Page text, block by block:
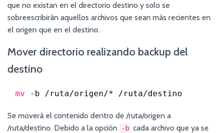
que no existan en el directorio destino y solo se
sobreescribirán aquellos archivos que sean más recientes en
el origen que en el destino.
Mover directorio realizando backup del
destino
mv -b /ruta/origen/* /ruta/destino
Se moverá el contenido dentro de /ruta/origen a
/ruta/destino. Debido a la opción
-b cada archivo que ya se